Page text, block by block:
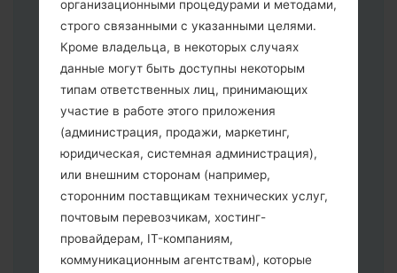
Скачайте на свой ПК:Odin 3.
Далее загрузите и распакуйте файл
прошивки.
Вам необходимо 1 (Выбрать 1 файл
прошивки здесь) или 5 (Выбрать 5
файл прошивки здесь) файлов для
прошивки:
AP: "System & Recovery"
CP: "Modem & Radio"
CSC _ ***: "Country & Region & Operator"
HOME_CSC _ ***: "Country & Region &
организационными процедурами и методами,
строго связанными с указанными целями.
Кроме владельца, в некоторых случаях
данные могут быть доступны некоторым
типам ответственных лиц, принимающих
участие в работе этого приложения
(администрация, продажи, маркетинг,
юридическая, системная администрация),
или внешним сторонам (например,
сторонним поставщикам технических услуг,
почтовым перевозчикам, хостинг-
провайдерам, IT-компаниям,
коммуникационным агентствам), которые